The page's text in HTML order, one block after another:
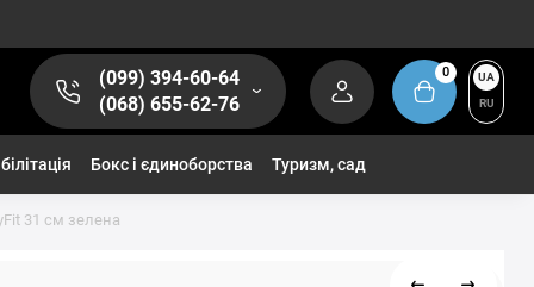
(099) 394-60-64
(068) 655-62-76
0
UA
RU
Бокс і єдиноборства Туризм, сад
31 см зелена